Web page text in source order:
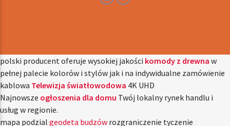
polski producent oferuje wysokiej jakości komody z drewna w
pełnej palecie kolorów i stylów jak i na indywidualne zamówienie
kablowa Telewizja światłowodowa 4K UHD
Najnowsze ogłoszenia dla domu Twój lokalny rynek handlu i
usług w regionie.
mapa podzial geodeta budzów rozgraniczenie tyczenie